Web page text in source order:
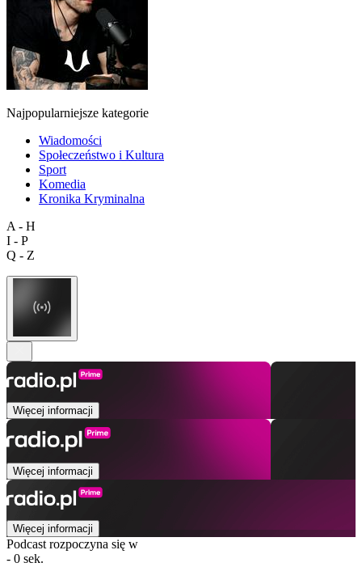
Najpopularniejsze kategorie
Wiadomości
Społeczeństwo i Kultura
Sport
Komedia
Kronika Kryminalna
A - H
I - P
Q - Z
Więcej informacji
Więcej informacji
Więcej informacji
Podcast rozpoczyna się w
- 0 sek.